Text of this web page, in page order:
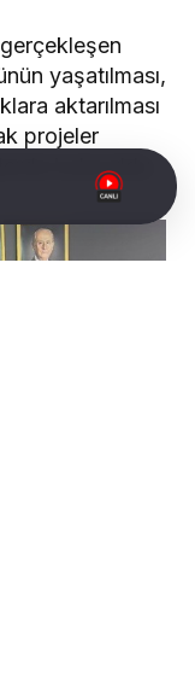
yaşatılması,
aktarılması
projeler
bulunuldu.